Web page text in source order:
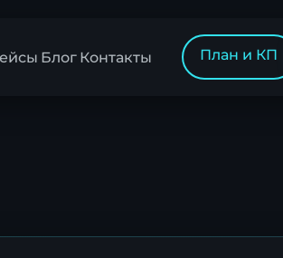
Блог Контакты План и КП